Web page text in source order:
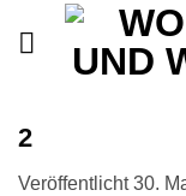
2
Veröffentlicht30.